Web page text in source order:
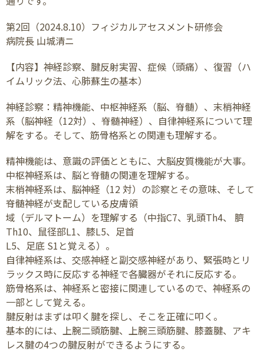
第2回（2024.8.10）フィジカルアセスメント研修会
病院長 山城清ニ
【内容】神経診察、腱反射実習、症候（頭痛）、復習（ハ
イムリック法、心肺蘇生の基本）
神経診察：精神機能、中枢神経系（脳、脊髄）、末梢神経
系（脳神経（12対）、脊髄神経）、自律神経系について理
解をする。そして、筋骨格系との関連も理解する。
精神機能は、意識の評価とともに、大脳皮質機能が大事。
中枢神経系は、脳と脊髄の関連を理解する。
末梢神経系は、脳神経（12 対）の診察とその意味、そして
脊髄神経が支配している皮膚領
域（デルマトーム）を理解する（中指C7、乳頭Th4、 臍
Th10、鼠径部L1、膝L5、足首
L5、足底 S1と覚える）。
自律神経系は、交感神経と副交感神経があり、緊張時とリ
ラックス時に反応する神経で各臓器がそれに反応する。
筋骨格系は、神経系と密接に関連しているので、神経系の
一部として覚える。
腱反射はまずは叩く腱を探し、そこを正確に叩く。
基本的には、上腕二頭筋腱、上腕三頭筋腱、膝蓋腱、アキ
レス腱の4つの腱反射ができるようにする。